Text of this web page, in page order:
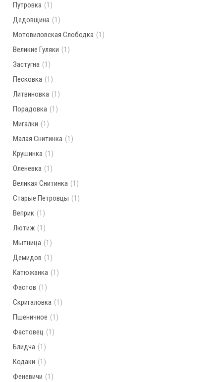
Путровка (1)
Дедовщина (1)
Мотовиловская Слободка (1)
Великие Гуляки (1)
Застугна (1)
Песковка (1)
Литвиновка (1)
Порадовка (1)
Мигалки (1)
Малая Снитинка (1)
Крушинка (1)
Оленевка (1)
Великая Снитинка (1)
Старые Петровцы (1)
Веприк (1)
Лютиж (1)
Мытница (1)
Демидов (1)
Катюжанка (1)
Фастов (1)
Скригаловка (1)
Пшеничное (1)
Фастовец (1)
Блидча (1)
Кодаки (1)
Феневичи (1)